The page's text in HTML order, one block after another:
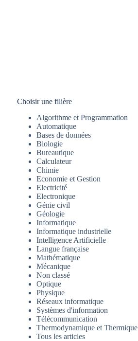
Choisir une filière
Algorithme et Programmation
Automatique
Bases de données
Biologie
Bureautique
Calculateur
Chimie
Economie et Gestion
Electricité
Electronique
Génie civil
Géologie
Informatique
Informatique industrielle
Intelligence Artificielle
Langue française
Mathématique
Mécanique
Non classé
Optique
Physique
Réseaux informatique
Systèmes d'information
Télécommunication
Thermodynamique et Thermique
Tous les articles